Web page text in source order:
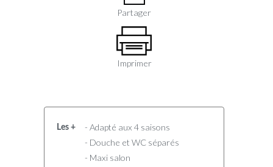
Partager
Imprimer
Les +
- Adapté aux 4 saisons
- Douche et WC séparés
- Maxi salon